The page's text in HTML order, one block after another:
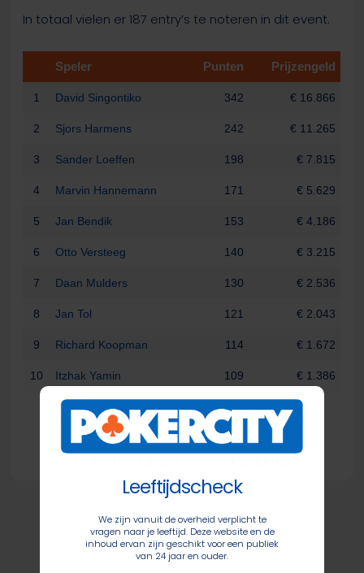
In totaal vielen er 187 entry’s te noteren in dit event.
Speler Punten Prijzengeld
1 David Singontiko 342 € 16.866
2 Sjors Harmens 242 € 11.265
3 Sander Loeffen 198 € 7.815
4 Marvin Hannemann 171 € 5.629
5 Jan Bendik 153 € 4.186
6 Otto Versteeg 140 € 3.215
7 Daan Mulders 130 € 2.536
8 Jan Tol 121 € 2.043
9 Richard Koopman 114 € 1.672
10 Itzhak Yamin 109 € 1.386
Leeftijdscheck
We zijn vanuit de overheid verplicht te
vragen naar je leeftijd. Deze website en de
inhoud ervan zijn geschikt voor een publiek
van 24 jaar en ouder.